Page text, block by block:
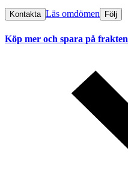
Kontakta Läs omdömen Följ
Köp mer och spara på frakten